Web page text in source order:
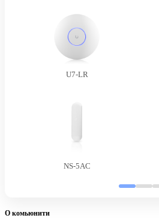
U7-LR
NS-5AC
О комьюнити